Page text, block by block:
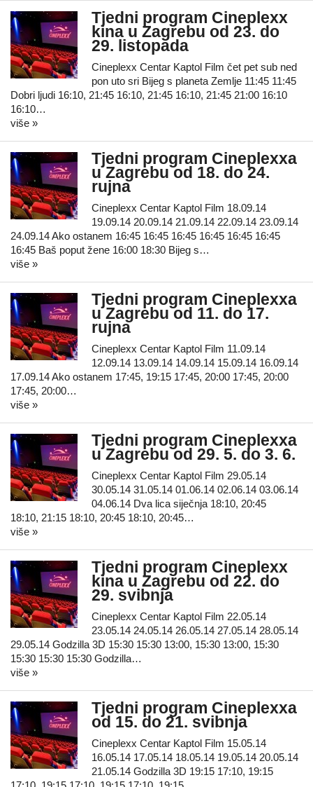
Tjedni program Cineplexx
kina u Zagrebu od 23. do
29. listopada
Cineplexx Centar Kaptol Film čet pet sub ned
pon uto sri Bijeg s planeta Zemlje 11:45 11:45
Dobri ljudi 16:10, 21:45 16:10, 21:45 16:10, 21:45 21:00 16:10
16:10…
više »
Tjedni program Cineplexxa
u Zagrebu od 18. do 24.
rujna
Cineplexx Centar Kaptol Film 18.09.14
19.09.14 20.09.14 21.09.14 22.09.14 23.09.14
24.09.14 Ako ostanem 16:45 16:45 16:45 16:45 16:45 16:45
16:45 Baš poput žene 16:00 18:30 Bijeg s…
više »
Tjedni program Cineplexxa
u Zagrebu od 11. do 17.
rujna
Cineplexx Centar Kaptol Film 11.09.14
12.09.14 13.09.14 14.09.14 15.09.14 16.09.14
17.09.14 Ako ostanem 17:45, 19:15 17:45, 20:00 17:45, 20:00
17:45, 20:00…
više »
Tjedni program Cineplexxa
u Zagrebu od 29. 5. do 3. 6.
Cineplexx Centar Kaptol Film 29.05.14
30.05.14 31.05.14 01.06.14 02.06.14 03.06.14
04.06.14 Dva lica siječnja 18:10, 20:45
18:10, 21:15 18:10, 20:45 18:10, 20:45…
više »
Tjedni program Cineplexx
kina u Zagrebu od 22. do
29. svibnja
Cineplexx Centar Kaptol Film 22.05.14
23.05.14 24.05.14 26.05.14 27.05.14 28.05.14
29.05.14 Godzilla 3D 15:30 15:30 13:00, 15:30 13:00, 15:30
15:30 15:30 15:30 Godzilla…
više »
Tjedni program Cineplexxa
od 15. do 21. svibnja
Cineplexx Centar Kaptol Film 15.05.14
16.05.14 17.05.14 18.05.14 19.05.14 20.05.14
21.05.14 Godzilla 3D 19:15 17:10, 19:15